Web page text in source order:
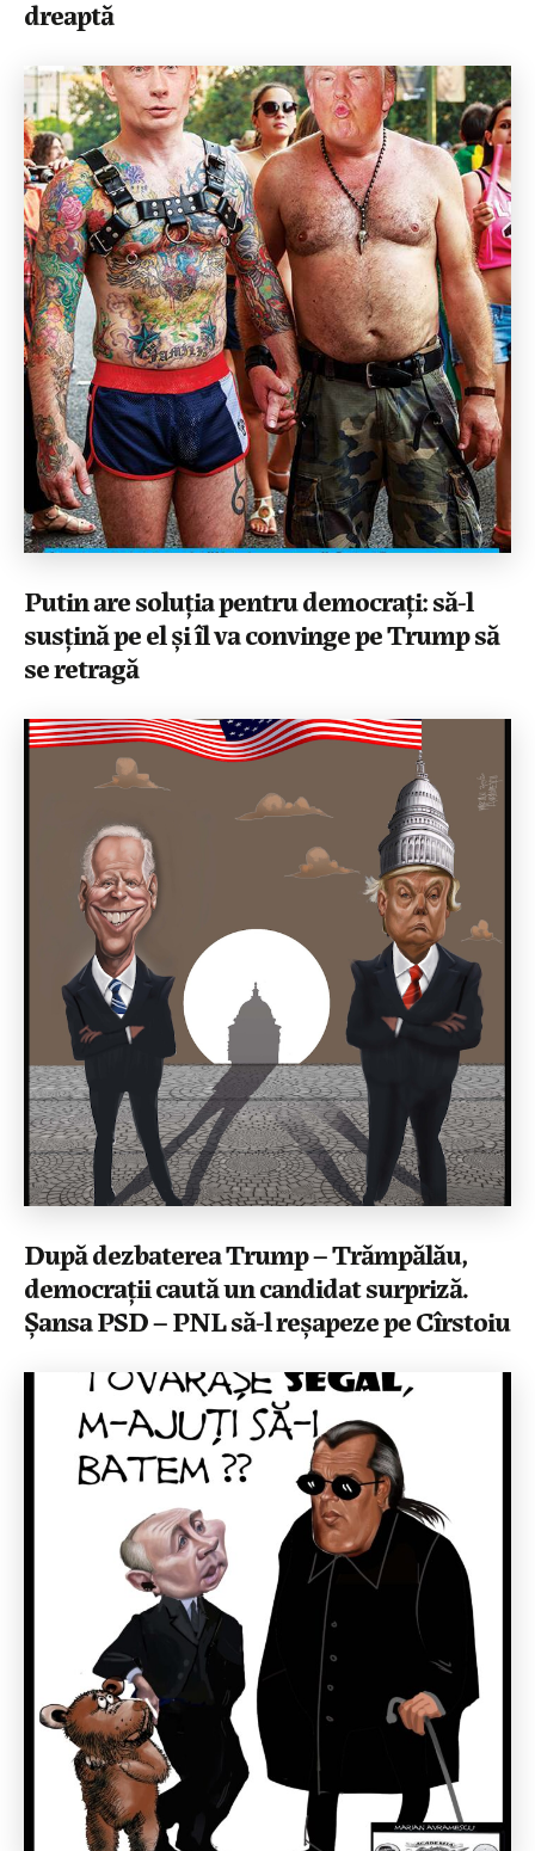
dreaptă
Putin are soluția pentru democrați: să-l
susțină pe el și îl va convinge pe Trump să
se retragă
După dezbaterea Trump – Trămpălău,
democrații caută un candidat surpriză.
Șansa PSD – PNL să-l reșapeze pe Cîrstoiu